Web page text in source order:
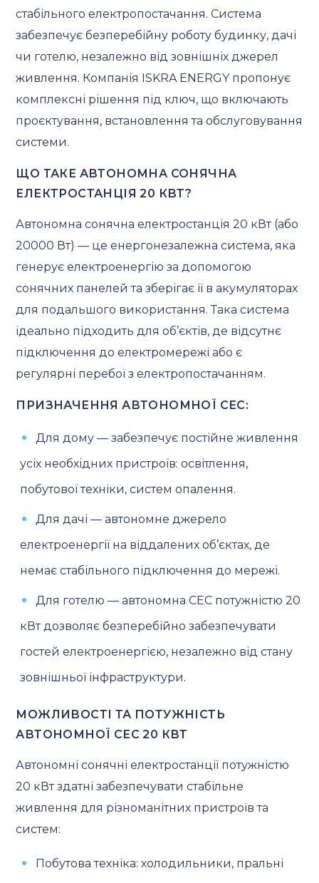
стабільного електропостачання. Система
забезпечує безперебійну роботу будинку, дачі
чи готелю, незалежно від зовнішніх джерел
живлення. Компанія ISKRA ENERGY пропонує
комплексні рішення під ключ, що включають
проєктування, встановлення та обслуговування
системи.
ЩО ТАКЕ АВТОНОМНА СОНЯЧНА
ЕЛЕКТРОСТАНЦІЯ 20 КВТ?
Автономна сонячна електростанція 20 кВт (або
20000 Вт) — це енергонезалежна система, яка
генерує електроенергію за допомогою
сонячних панелей та зберігає її в акумуляторах
для подальшого використання. Така система
ідеально підходить для об’єктів, де відсутнє
підключення до електромережі або є
регулярні перебої з електропостачанням.
ПРИЗНАЧЕННЯ АВТОНОМНОЇ СЕС:
Для дому — забезпечує постійне живлення
усіх необхідних пристроїв: освітлення,
побутової техніки, систем опалення.
Для дачі — автономне джерело
електроенергії на віддалених об’єктах, де
немає стабільного підключення до мережі.
Для готелю — автономна СЕС потужністю 20
кВт дозволяє безперебійно забезпечувати
гостей електроенергією, незалежно від стану
зовнішньої інфраструктури.
МОЖЛИВОСТІ ТА ПОТУЖНІСТЬ
АВТОНОМНОЇ СЕС 20 КВТ
Автономні сонячні електростанції потужністю
20 кВт здатні забезпечувати стабільне
живлення для різноманітних пристроїв та
систем:
Побутова техніка: холодильники, пральні